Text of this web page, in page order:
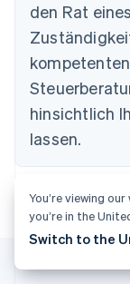
den Rat
hinsichtlich
lassen.
DeutschEnglish
Estland
English
简体中文
Finnland
Frankreich
Français
English
English
English
You’re viewing
you’re in the
Switch to the